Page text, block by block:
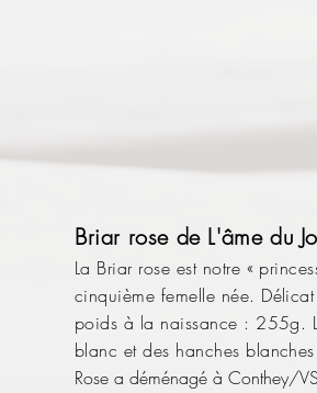
Briar rose de L'âme du
La Briar rose est notre «
cinquième femelle née.
poids à la naissance : 255g.
blanc et des hanches
Rose a déménagé à Conthey/